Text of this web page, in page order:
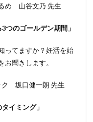
め 山谷文乃 先生
つのゴールデン期間」
ってますか？妊活を始
聞きします。
ク 坂口健一朗 先生
イミング」